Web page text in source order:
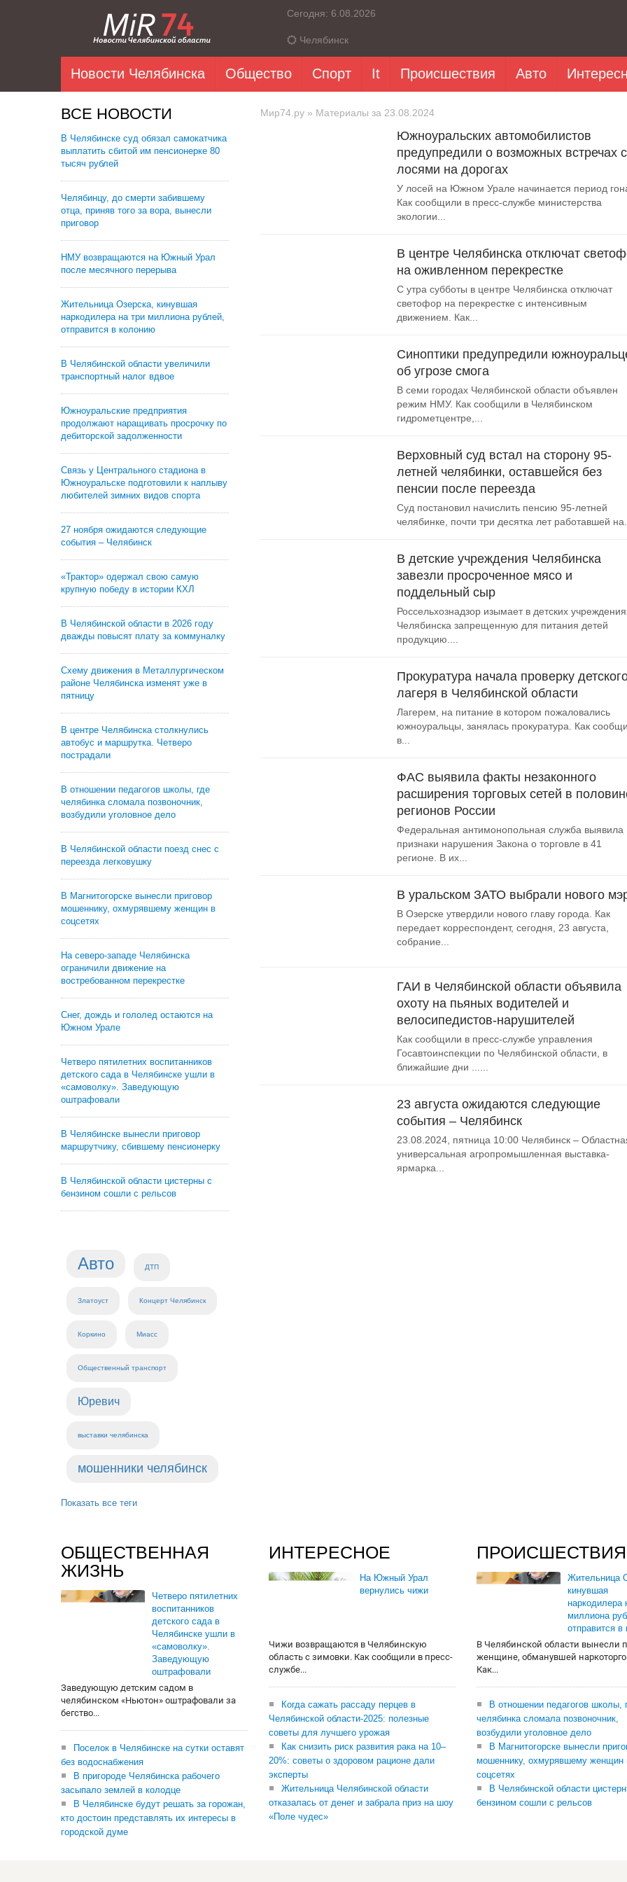
Сегодня: 6.08.2026
Челябинск
Новости Челябинска Общество Спорт It Происшествия Авто
ВСЕ НОВОСТИ
В Челябинске суд обязал самокатчика
выплатить сбитой им пенсионерке 80
тысяч рублей
Челябинцу, до смерти забившему
отца, приняв того за вора, вынесли
приговор
НМУ возвращаются на Южный Урал
после месячного перерыва
Жительница Озерска, кинувшая
наркодилера на три миллиона рублей,
отправится в колонию
В Челябинской области увеличили
транспортный налог вдвое
Южноуральские предприятия
продолжают наращивать просрочку по
дебиторской задолженности
Связь у Центрального стадиона в
Южноуральске подготовили к наплыву
любителей зимних видов спорта
27 ноября ожидаются следующие
события – Челябинск
«Трактор» одержал свою самую
крупную победу в истории КХЛ
В Челябинской области в 2026 году
дважды повысят плату за коммуналку
Схему движения в Металлургическом
районе Челябинска изменят уже в
пятницу
В центре Челябинска столкнулись
автобус и маршрутка. Четверо
пострадали
В отношении педагогов школы, где
челябинка сломала позвоночник,
возбудили уголовное дело
В Челябинской области поезд снес с
переезда легковушку
В Магнитогорске вынесли приговор
мошеннику, охмурявшему женщин в
соцсетях
На северо-западе Челябинска
ограничили движение на
востребованном перекрестке
Снег, дождь и гололед остаются на
Южном Урале
Четверо пятилетних воспитанников
детского сада в Челябинске ушли в
«самоволку». Заведующую
оштрафовали
В Челябинске вынесли приговор
маршрутчику, сбившему пенсионерку
В Челябинской области цистерны с
бензином сошли с рельсов
Авто ДТП
Златоуст Концерт Челябинск
Коркино Миасс
Общественный транспорт
Юревич
выставки челябинска
мошенники челябинск
Показать все теги
Мир74.ру » Материалы за 23.08.2024
Южноуральских автомобилистов
предупредили о возможных встречах с
лосями на дорогах
У лосей на Южном Урале начинается период
Как сообщили в пресс-службе министерства
экологии...
В центре Челябинска отключат
на оживленном перекрестке
С утра субботы в центре Челябинска отключат
светофор на перекрестке с интенсивным
движением. Как...
Синоптики предупредили
об угрозе смога
В семи городах Челябинской области объявлен
режим НМУ. Как сообщили в Челябинском
гидрометцентре,...
Верховный суд встал на сторону 95-
летней челябинки, оставшейся без
пенсии после переезда
Суд постановил начислить пенсию 95-летней
челябинке, почти три десятка лет работавшей на...
В детские учреждения Челябинска
завезли просроченное мясо и
поддельный сыр
Россельхознадзор изымает в детских
Челябинска запрещенную для питания детей
продукцию....
Прокуратура начала проверку
лагеря в Челябинской области
Лагерем, на питание в котором пожаловались
южноуральцы, занялась прокуратура. Как
в...
ФАС выявила факты незаконного
расширения торговых сетей в
регионов России
Федеральная антимонопольная служба выявила
признаки нарушения Закона о торговле в 41
регионе. В их...
В уральском ЗАТО выбрали нового
В Озерске утвердили нового главу города. Как
передает корреспондент, сегодня, 23 августа,
собрание...
ГАИ в Челябинской области объявила
охоту на пьяных водителей и
велосипедистов-нарушителей
Как сообщили в пресс-службе управления
Госавтоинспекции по Челябинской области, в
ближайшие дни ......
23 августа ожидаются следующие
события – Челябинск
23.08.2024, пятница 10:00 Челябинск –
универсальная агропромышленная выставка-
ярмарка...
ОБЩЕСТВЕННАЯ
ЖИЗНЬ
Четверо пятилетних
воспитанников
детского сада в
Челябинске ушли в
«самоволку».
Заведующую
оштрафовали
Заведующую детским садом в
челябинском «Ньютон» оштрафовали за
бегство...
Поселок в Челябинске на сутки оставят
без водоснабжения
В пригороде Челябинска рабочего
засыпало землей в колодце
В Челябинске будут решать за горожан,
кто достоин представлять их интересы в
городской думе
ИНТЕРЕСНОЕ
На Южный Урал
вернулись чижи
Чижи возвращаются в Челябинскую
область с зимовки. Как сообщили в пресс-
службе...
Когда сажать рассаду перцев в
Челябинской области-2025: полезные
советы для лучшего урожая
Как снизить риск развития рака на 10–
20%: советы о здоровом рационе дали
эксперты
Жительница Челябинской области
отказалась от денег и забрала приз на шоу
«Поле чудес»
ПРОИСШЕСТВИЯ
Жительница
кинувшая
наркодилера
миллиона
отправится
В Челябинской области вынесли
женщине, обманувшей
Как...
В отношении педагогов школы,
челябинка сломала позвоночник,
возбудили уголовное дело
В Магнитогорске вынесли
мошеннику, охмурявшему женщин
соцсетях
В Челябинской области
бензином сошли с рельсов